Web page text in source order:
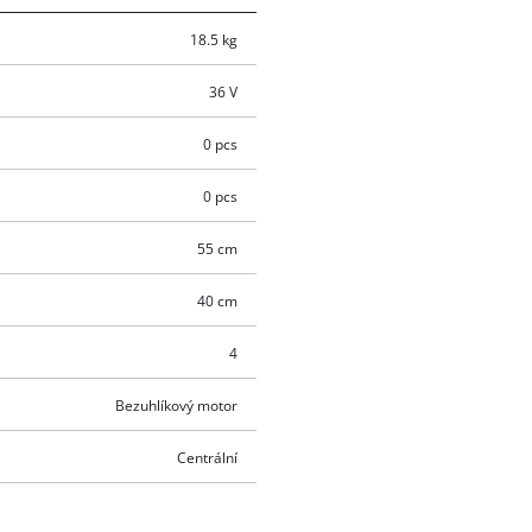
18.5 kg
36 V
0 pcs
0 pcs
55 cm
40 cm
4
Bezuhlíkový motor
Centrální